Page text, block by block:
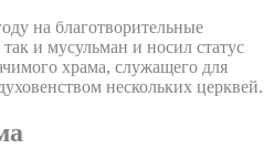
на благотворительные
и мусульман и носил статус
храма, служащего для
нескольких церквей.